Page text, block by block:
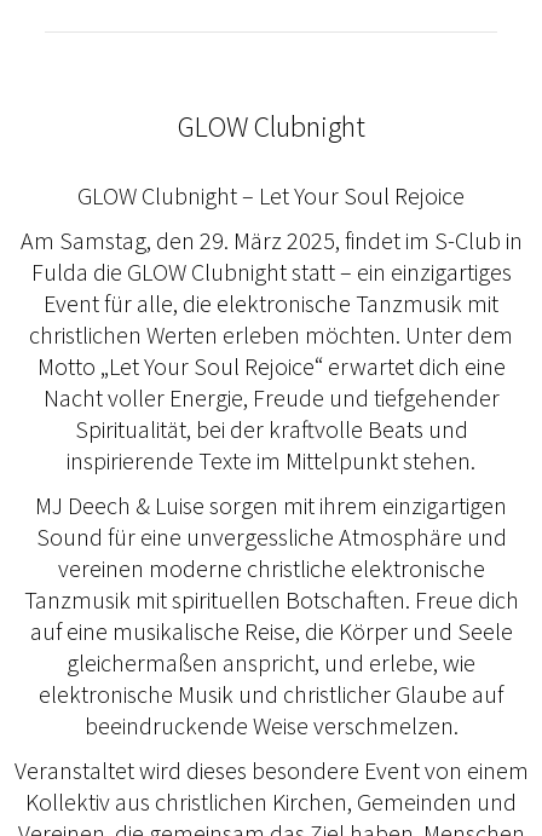
GLOW Clubnight
GLOW Clubnight – Let Your Soul Rejoice
Am Samstag, den 29. März 2025, findet im S-Club in
Fulda die GLOW Clubnight statt – ein einzigartiges
Event für alle, die elektronische Tanzmusik mit
christlichen Werten erleben möchten. Unter dem
Motto „Let Your Soul Rejoice“ erwartet dich eine
Nacht voller Energie, Freude und tiefgehender
Spiritualität, bei der kraftvolle Beats und
inspirierende Texte im Mittelpunkt stehen.
MJ Deech & Luise sorgen mit ihrem einzigartigen
Sound für eine unvergessliche Atmosphäre und
vereinen moderne christliche elektronische
Tanzmusik mit spirituellen Botschaften. Freue dich
auf eine musikalische Reise, die Körper und Seele
gleichermaßen anspricht, und erlebe, wie
elektronische Musik und christlicher Glaube auf
beeindruckende Weise verschmelzen.
Veranstaltet wird dieses besondere Event von einem
Kollektiv aus christlichen Kirchen, Gemeinden und